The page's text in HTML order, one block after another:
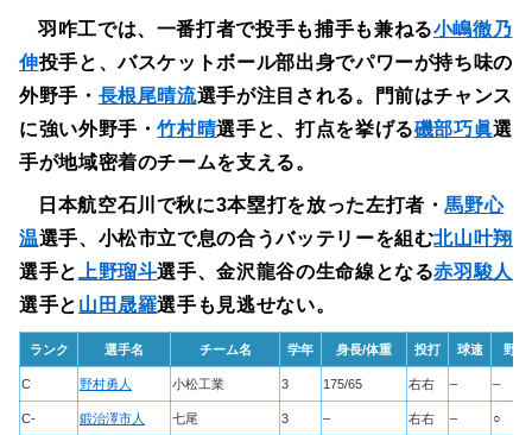
羽咋工では、一番打者で投手も捕手も兼ねる小嶋徹乃
伸投手と、バスケットボール部出身でパワーが持ち味の
外野手・ 長根尾晴流選手が注目される。門前はチャンス
に強い外野手・竹村晴選手と、打点を挙げる磯部巧眞選
手が地域密着のチームを支える。
日本航空石川で秋に3本塁打を放った左打者・馬野心
温選手、小松市立で息の合うバッテリーを組む北山叶翔
選手と
上野瑠斗選手、金沢龍谷の生命線となる赤羽駿人
選手と 山田晟羅選手も見逃せない。
ランク 選手名 チーム名 学年 身長/体重 投打 球速 野球
C 野村勇人 小松工業 3 175/65 右右 – –
C- 鍛治澤市人 七尾 3 – 右右 – ○